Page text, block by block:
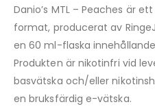
Danio’s MTL – Peaches är
format, producerat av
en 60 ml-flaska
Produkten är nikotinfri vid
basvätska och/eller
en bruksfärdig e-vätska.